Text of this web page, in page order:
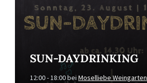
SUN-DAYDRINKING
12:00 - 18:00bei Moselliebe Weingarten